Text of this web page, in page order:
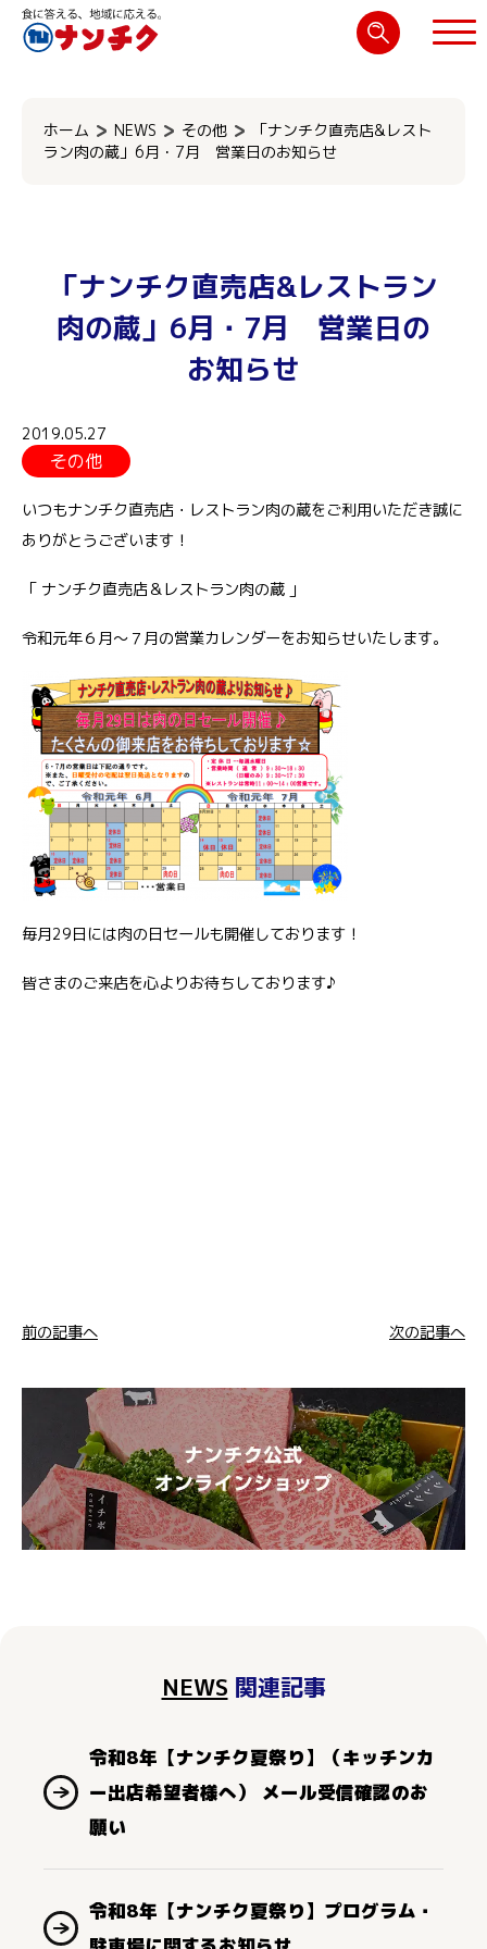
ホーム NEWS その他
「ナンチク直売店&レスト
ラン肉の蔵」6月・7月 営業日のお知らせ
「ナンチク直売店&レストラン
肉の蔵」6月・7月 営業日の
お知らせ
2019.05.27
その他
いつもナンチク直売店・レストラン肉の蔵をご利用いただき誠に
ありがとうございます！
「 ナンチク直売店＆レストラン肉の蔵 」
令和元年６月～７月の営業カレンダーをお知らせいたします。
毎月29日には肉の日セールも開催しております！
皆さまのご来店を心よりお待ちしております♪
前の記事へ 次の記事へ
NEWS 関連記事
令和8年【ナンチク夏祭り】（キッチンカ
ー出店希望者様へ） メール受信確認のお
願い
令和8年【ナンチク夏祭り】プログラム・